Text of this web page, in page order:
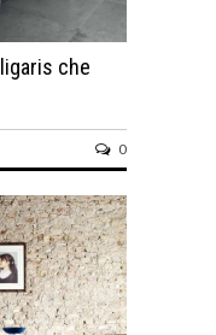
che
0